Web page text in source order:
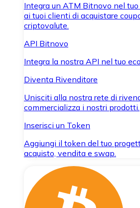
Integra un ATM Bitnovo nel
ai tuoi clienti di acquistare
criptovalute.
API Bitnovo
Integra la nostra API nel tuo
Diventa Rivenditore
Unisciti alla nostra rete di
commercializza i nostri prodotti.
Inserisci un Token
Aggiungi il token del tuo
acquisto, vendita e swap.